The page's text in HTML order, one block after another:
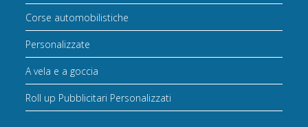
Corse automobilistiche
Personalizzate
A vela e a goccia
Roll up Pubblicitari Personalizzati